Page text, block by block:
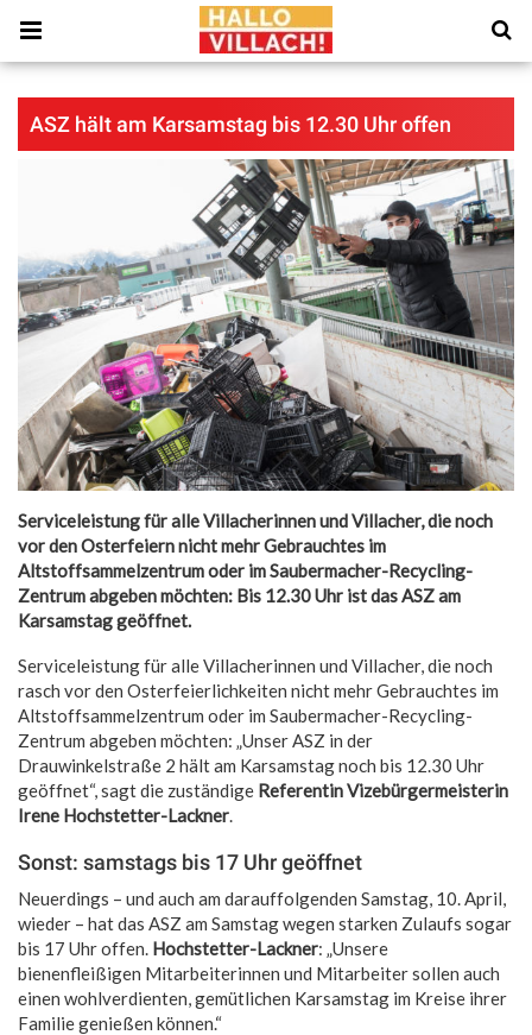
ASZ hält am Karsamstag bis 12.30 Uhr offen
Serviceleistung für alle Villacherinnen und Villacher, die noch
vor den Osterfeiern nicht mehr Gebrauchtes im
Altstoffsammelzentrum oder im Saubermacher-Recycling-
Zentrum abgeben möchten: Bis 12.30 Uhr ist das ASZ am
Karsamstag geöffnet.
Serviceleistung für alle Villacherinnen und Villacher, die noch
rasch vor den Osterfeierlichkeiten nicht mehr Gebrauchtes im
Altstoffsammelzentrum oder im Saubermacher-Recycling-
Zentrum abgeben möchten: „Unser ASZ in der
Drauwinkelstraße 2 hält am Karsamstag noch bis 12.30 Uhr
geöffnet“, sagt die zuständige Referentin Vizebürgermeisterin
Irene Hochstetter-Lackner.
Sonst: samstags bis 17 Uhr geöffnet
Neuerdings – und auch am darauffolgenden Samstag, 10. April,
wieder – hat das ASZ am Samstag wegen starken Zulaufs sogar
bis 17 Uhr offen. Hochstetter-Lackner: „Unsere
bienenfleißigen Mitarbeiterinnen und Mitarbeiter sollen auch
einen wohlverdienten, gemütlichen Karsamstag im Kreise ihrer
Familie genießen können.“